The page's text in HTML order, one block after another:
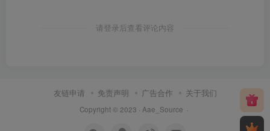
请登录后查看评论内容
友链申请 免责声明 广告合作 关于我们
Copyright © 2023 · Aae_Source ·